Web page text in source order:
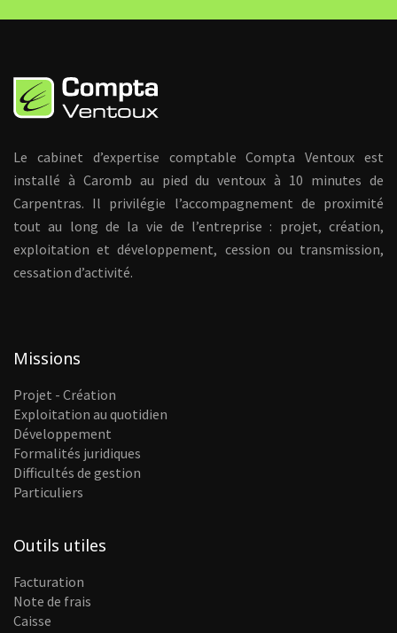
Le cabinet d’expertise comptable Compta Ventoux est
installé à Caromb au pied du ventoux à 10 minutes de
Carpentras. Il privilégie l’accompagnement de proximité
tout au long de la vie de l’entreprise : projet, création,
exploitation et développement, cession ou transmission,
cessation d’activité.
Missions
Projet - Création
Exploitation au quotidien
Développement
Formalités juridiques
Difficultés de gestion
Particuliers
Outils utiles
Facturation
Note de frais
Caisse